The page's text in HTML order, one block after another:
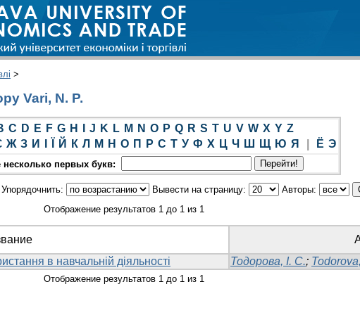
>
Vari, N. P.
C D E F G H J K L M N O P Q R S T U V W X Y Z
Ж З И Й К Л М Н О П Р С Т У Ф Х Ц Ч Ш Щ Ю Я Ё Э
несколько первых букв:
Упорядочнить: Вывести на страницу:
Авторы:
Отображение результатов 1 до 1 из 1
в навчальній діяльності Тодорова, І. С.;
Отображение результатов 1 до 1 из 1